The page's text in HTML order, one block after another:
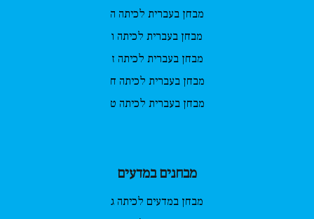
מבחן בעברית לכיתה ה
מבחן בעברית לכיתה ו
מבחן בעברית לכיתה ז
מבחן בעברית לכיתה ח
מבחן בעברית לכיתה ט
מבחנים במדעים
מבחן במדעים לכיתה ג